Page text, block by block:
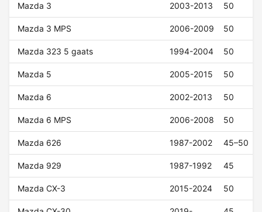
Mazda 3 2003-2013 50
Mazda 3 MPS 2006-2009 50
Mazda 323 5 gaats 1994-2004 50
Mazda 5 2005-2015 50
Mazda 6 2002-2013 50
Mazda 6 MPS 2006-2008 50
Mazda 626 1987-2002 45–50
Mazda 929 1987-1992 45
Mazda CX-3 2015-2024 50